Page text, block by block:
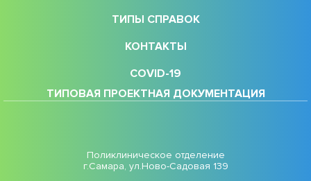
ТИПЫ СПРАВОК
КОНТАКТЫ
COVID-19
ТИПОВАЯ ПРОЕКТНАЯ ДОКУМЕНТАЦИЯ
Поликлиническое отделение
г.Самара, ул.Ново-Садовая 139